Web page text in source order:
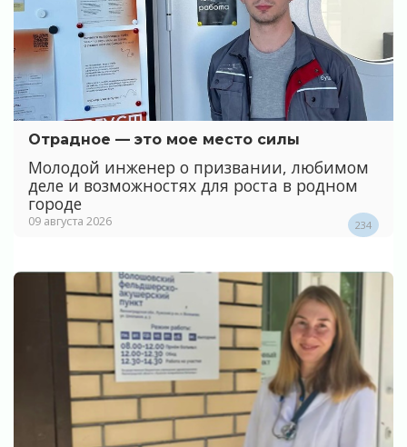
Отрадное — это мое место силы
Молодой инженер о призвании, любимом
деле и возможностях для роста в родном
городе
09 августа 2026 234